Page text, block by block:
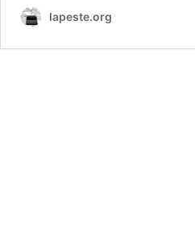
lapeste.org